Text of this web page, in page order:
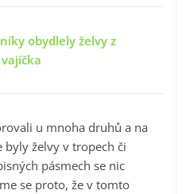
obydlely želvy z
u mnoha druhů a na
byly želvy v tropech či
pásmech se nic
se proto, že v tomto